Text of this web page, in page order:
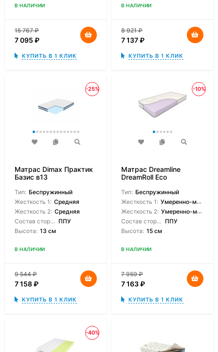
В НАЛИЧИИ
15 767₽
7 095 ₽
КУПИТЬ В 1 КЛИК
В НАЛИЧИИ
8 921₽
7 137₽
КУПИТЬ В 1 КЛИК
-25%
Матрас Dimax Практик
Базис в13
Тип: Беспружинный
Жесткость 1: Средняя
Жесткость 2: Средняя
Состав сторон: ППУ
Высота: 13 см
В НАЛИЧИИ
9 544₽
7 158₽
КУПИТЬ В 1 КЛИК
-10%
Матрас Dreamline
DreamRoll Eco
Тип: Беспружинный
Жесткость 1: Умеренно-мягкая
Жесткость 2: Умеренно-мягкая
Состав сторон: ППУ
Высота: 15 см
В НАЛИЧИИ
7 959₽
7 163₽
КУПИТЬ В 1 КЛИК
-40%